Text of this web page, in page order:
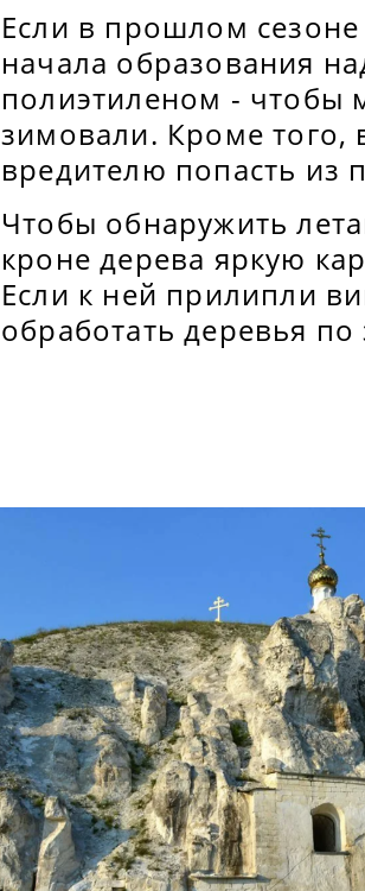
Если в прошлом
начала образования
полиэтиленом - чтобы
зимовали. Кроме того,
вредителю попасть из
Чтобы обнаружить
кроне дерева яркую
Если к ней прилипли
обработать деревья